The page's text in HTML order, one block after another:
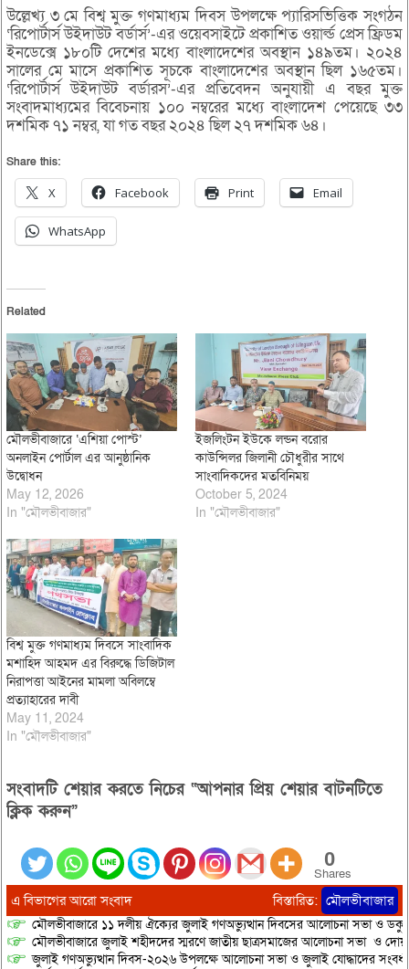
উল্লেখ্য ৩ মে বিশ্ব মুক্ত গণমাধ্যম দিবস উপলক্ষে প্যারিসভিত্তিক সংগঠন
‘রিপোর্টার্স উইদাউট বর্ডার্স’-এর ওয়েবসাইটে প্রকাশিত ওয়ার্ল্ড প্রেস ফ্রিডম
ইনডেক্সে ১৮০টি দেশের মধ্যে বাংলাদেশের অবস্থান ১৪৯তম। ২০২৪
সালের মে মাসে প্রকাশিত সূচকে বাংলাদেশের অবস্থান ছিল ১৬৫তম।
‘রিপোর্টার্স উইদাউট বর্ডারস’-এর প্রতিবেদন অনুযায়ী এ বছর মুক্ত
সংবাদমাধ্যমের বিবেচনায় ১০০ নম্বরের মধ্যে বাংলাদেশ পেয়েছে ৩৩
দশমিক ৭১ নম্বর, যা গত বছর ২০২৪ ছিল ২৭ দশমিক ৬৪।
Share this:
X Facebook Print Email
WhatsApp
Related
মৌলভীবাজারে ‘এশিয়া পোস্ট’
অনলাইন পোর্টাল এর আনুষ্ঠানিক
উদ্বোধন
May 12, 2026
In "মৌলভীবাজার"
ইজলিংটন ইউকে লন্ডন বরোর
কাউন্সিলর জিলানী চৌধুরীর সাথে
সাংবাদিকদের মতবিনিময়
October 5, 2024
In "মৌলভীবাজার"
বিশ্ব মুক্ত গণমাধ্যম দিবসে সাংবাদিক
মশাহিদ আহমদ এর বিরুদ্ধে ডিজিটাল
নিরাপত্তা আইনের মামলা অবিলম্বে
প্রত্যাহারের দাবী
May 11, 2024
In "মৌলভীবাজার"
সংবাদটি শেয়ার করতে নিচের “আপনার প্রিয় শেয়ার বাটনটিতে
ক্লিক করুন”
0
Shares
এ বিভাগের আরো সংবাদ বিস্তারিত: মৌলভীবাজার
মৌলভীবাজারে ১১ দলীয় ঐক্যের জুলাই গণঅভ্যুত্থান দিবসের আলোচনা সভা ও
মৌলভীবাজারে জুলাই শহীদদের স্মরণে জাতীয় ছাত্রসমাজের আলোচনা সভা ও
জুলাই গণঅভ্যুত্থান দিবস-২০২৬ উপলক্ষে আলোচনা সভা ও জুলাই যোদ্ধাদের